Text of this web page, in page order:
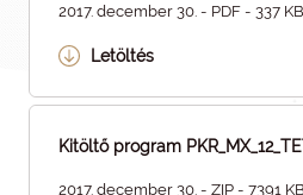
2017. december 30. - PDF - 337 KB
Letöltés
Kitöltő program
2017. december 30. - ZIP - 7391 KB